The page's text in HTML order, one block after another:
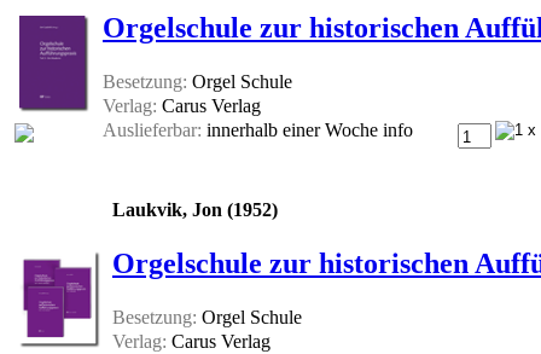
Orgelschule zur historischen
Besetzung: Orgel Schule
Verlag: Carus Verlag
Auslieferbar: innerhalb einer Woche info
Laukvik, Jon (1952)
Orgelschule zur historischen
Besetzung: Orgel Schule
Verlag: Carus Verlag